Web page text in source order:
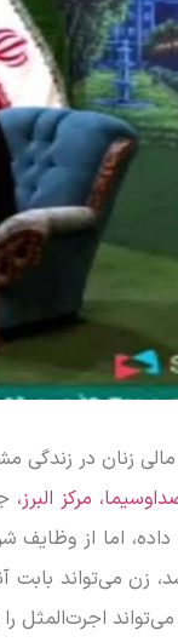
مرکز البرز،
اما از وظایف
زن می‌تواند بابت
اجرت‌المثل